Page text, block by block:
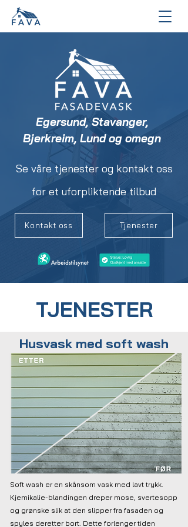
Egersund, Stavanger,
Bjerkreim, Lund og omegn
Se våre tjenester og kontakt oss
for et uforpliktende tilbud
Kontakt oss Tjenester
TJENESTER
Husvask med soft wash
Soft wash er en skånsom vask med lavt trykk.
Kjemikalie-blandingen dreper mose, svertesopp
og grønske slik at den slipper fra fasaden og
spyles deretter bort. Dette forlenger tiden